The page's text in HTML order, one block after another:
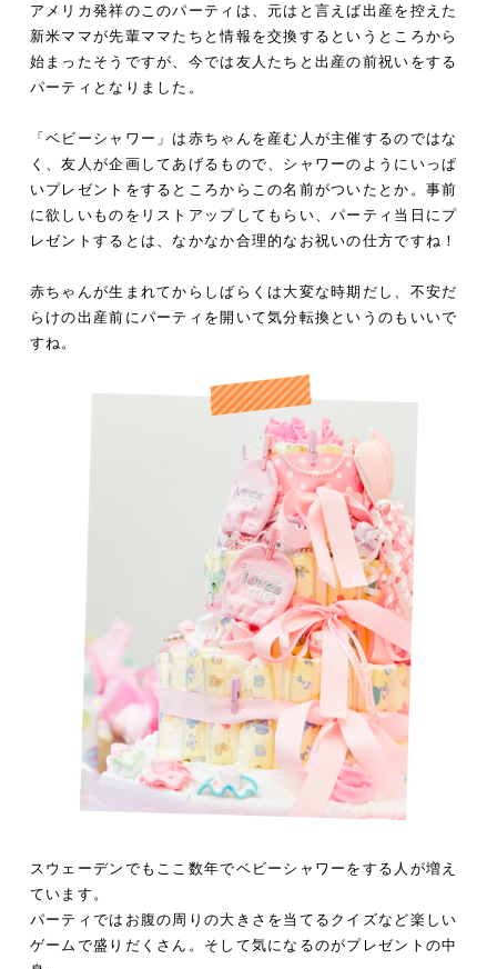
アメリカ発祥のこのパーティは、元はと言えば出産を控えた
新米ママが先輩ママたちと情報を交換するというところから
始まったそうですが、今では友人たちと出産の前祝いをする
パーティとなりました。
「ベビーシャワー」は赤ちゃんを産む人が主催するのではな
く、友人が企画してあげるもので、シャワーのようにいっぱ
いプレゼントをするところからこの名前がついたとか。事前
に欲しいものをリストアップしてもらい、パーティ当日にプ
レゼントするとは、なかなか合理的なお祝いの仕方ですね！
赤ちゃんが生まれてからしばらくは大変な時期だし、不安だ
らけの出産前にパーティを開いて気分転換というのもいいで
すね。
スウェーデンでもここ数年でベビーシャワーをする人が増え
ています。
パーティではお腹の周りの大きさを当てるクイズなど楽しい
ゲームで盛りだくさん。そして気になるのがプレゼントの中